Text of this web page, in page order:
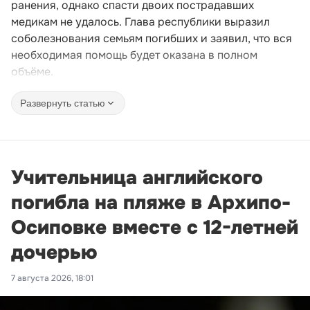
ранения, однако спасти двоих пострадавших
медикам не удалось. Глава республики выразил
соболезнования семьям погибших и заявил, что вся
необходимая помощь будет оказана в полном
объёме.
Развернуть статью
Учительница английского
погибла на пляже в Архипо-
Осиповке вместе с 12-летней
дочерью
7 августа 2026, 18:01